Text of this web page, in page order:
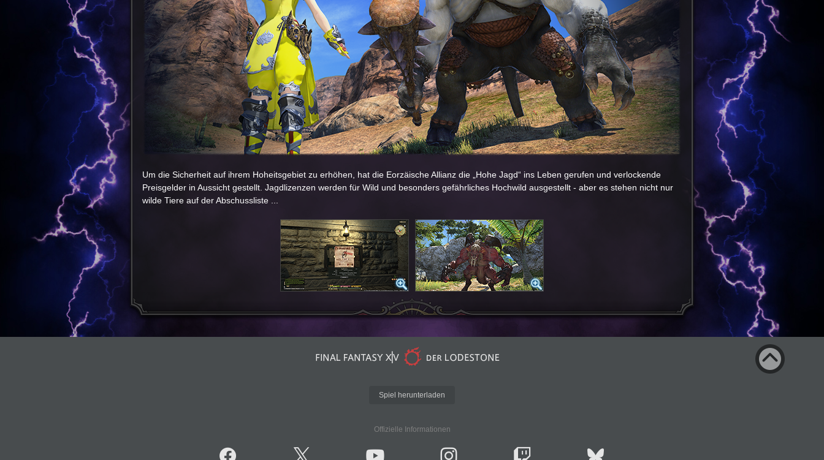
Um die Sicherheit auf ihrem Hoheitsgebiet zu erhöhen, hat die Eorzäische Allianz die „Hohe Jagd“ ins Leben gerufen und verlockende
Preisgelder in Aussicht gestellt. Jagdlizenzen werden für Wild und besonders gefährliches Hochwild ausgestellt - aber es stehen nicht nur
wilde Tiere auf der Abschussliste ...
Spiel herunterladen
Offizielle Informationen